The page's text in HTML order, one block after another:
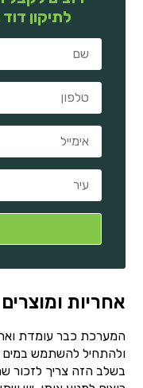
לתיקון
אחריות ומוצרים
המערכת כבר עומדת
ולהתחיל להשתמש
בשלב הזה צריך לזכור